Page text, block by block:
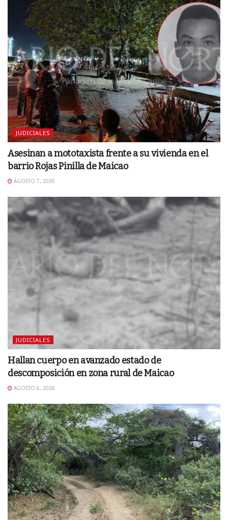
JUDICIALES
Asesinan a mototaxista frente a su vivienda en el
barrio Rojas Pinilla de Maicao
AGOSTO 7, 2026
JUDICIALES
Hallan cuerpo en avanzado estado de
descomposición en zona rural de Maicao
AGOSTO 6, 2026